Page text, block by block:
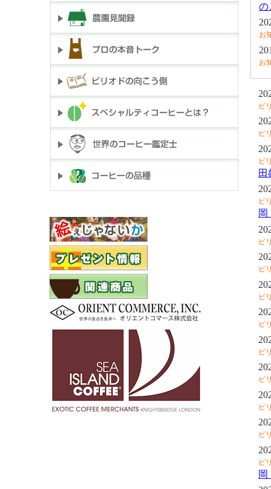
の
お
お
ピ
ピ
ピ
田
ピ
ピ
ピ
ピ
ピ
ピ
ピ
ピ
ピ
ピ